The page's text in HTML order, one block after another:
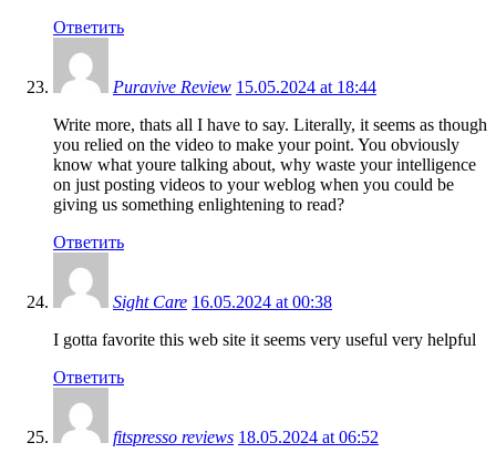
Ответить
Puravive Review 15.05.2024 at 18:44
Write more, thats all I have to say. Literally, it seems as though
you relied on the video to make your point. You obviously
know what youre talking about, why waste your intelligence
on just posting videos to your weblog when you could be
giving us something enlightening to read?
Ответить
Sight Care 16.05.2024 at 00:38
I gotta favorite this web site it seems very useful very helpful
Ответить
fitspresso reviews 18.05.2024 at 06:52